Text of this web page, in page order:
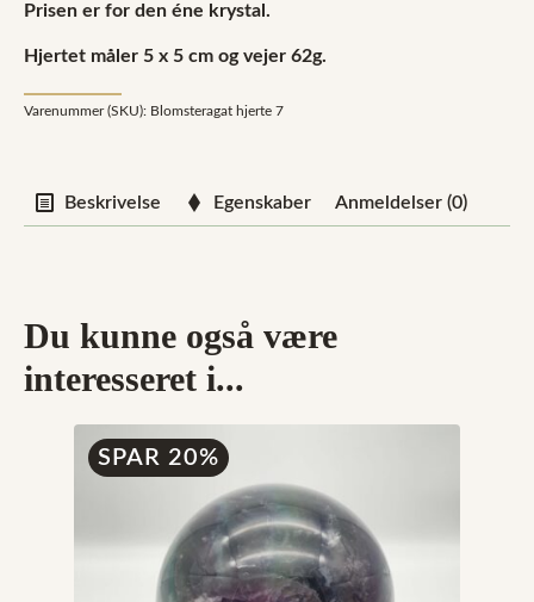
Prisen er for den éne krystal.
Hjertet måler 5 x 5 cm og vejer 62g.
Varenummer (SKU): Blomsteragat hjerte 7
Beskrivelse Egenskaber Anmeldelser (0)
Du kunne også være
interesseret i...
SPAR 20%